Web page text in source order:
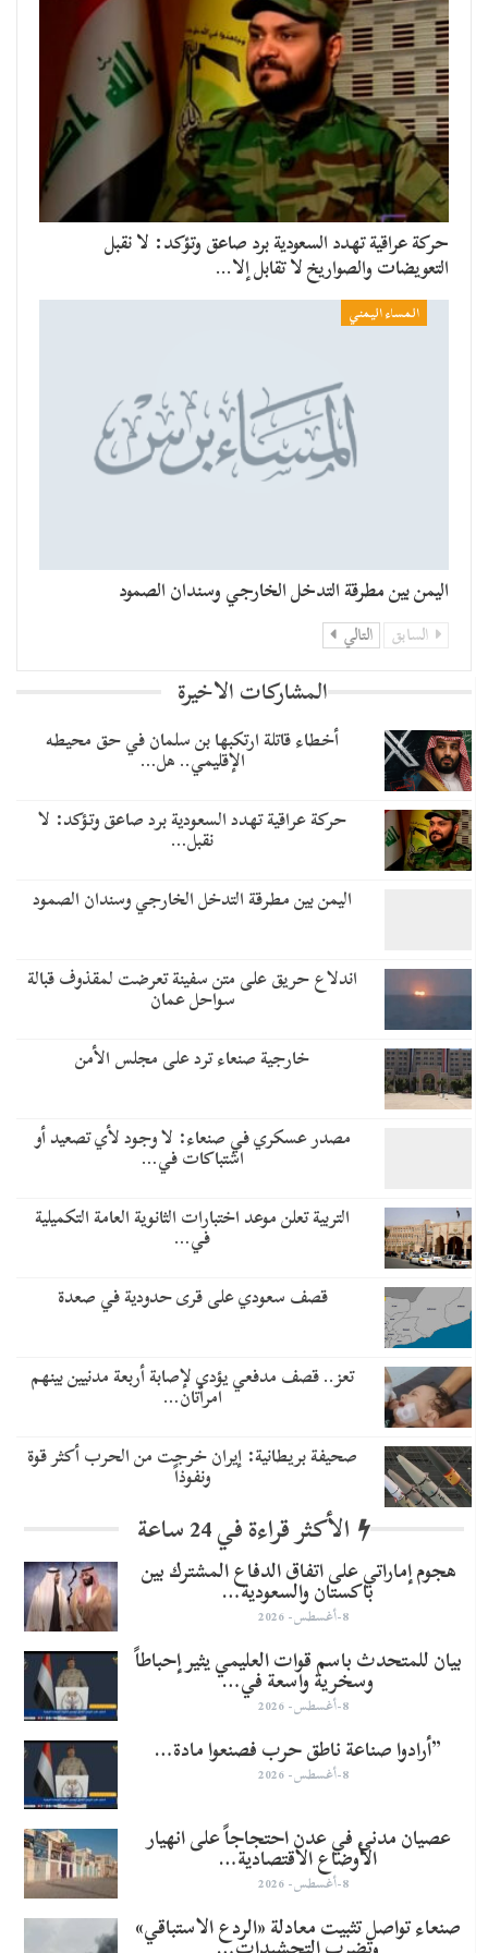
حركة عراقية تهدد السعودية برد صاعق وتؤكد: لا نقبل
التعويضات والصواريخ لا تقابل إلا…
المساء اليمني
اليمن بين مطرقة التدخل الخارجي وسندان الصمود
السابق التالي
المشاركات الاخيرة
أخطاء قاتلة ارتكبها بن سلمان في حق محيطه
الإقليمي.. هل…
حركة عراقية تهدد السعودية برد صاعق وتؤكد: لا
نقبل…
اليمن بين مطرقة التدخل الخارجي وسندان الصمود
اندلاع حريق على متن سفينة تعرضت لمقذوف قبالة
سواحل عمان
خارجية صنعاء ترد على مجلس الأمن
مصدر عسكري في صنعاء: لا وجود لأي تصعيد أو
اشتباكات في…
التربية تعلن موعد اختبارات الثانوية العامة التكميلية
في…
قصف سعودي على قرى حدودية في صعدة
تعز.. قصف مدفعي يؤدي لإصابة أربعة مدنيين بينهم
امرأتان…
صحيفة بريطانية: إيران خرجت من الحرب أكثر قوة
ونفوذاً
الأكثر قراءة في 24 ساعة
هجوم إماراتي على اتفاق الدفاع المشترك بين
باكستان والسعودية…
8-أغسطس- 2026
بيان للمتحدث باسم قوات العليمي يثير إحباطاً
وسخرية واسعة في…
8-أغسطس- 2026
​”أرادوا صناعة ناطق حرب فصنعوا مادة…
8-أغسطس- 2026
عصيان مدني في عدن احتجاجاً على انهيار
الأوضاع الاقتصادية…
8-أغسطس- 2026
صنعاء تواصل تثبيت معادلة «الردع الاستباقي»